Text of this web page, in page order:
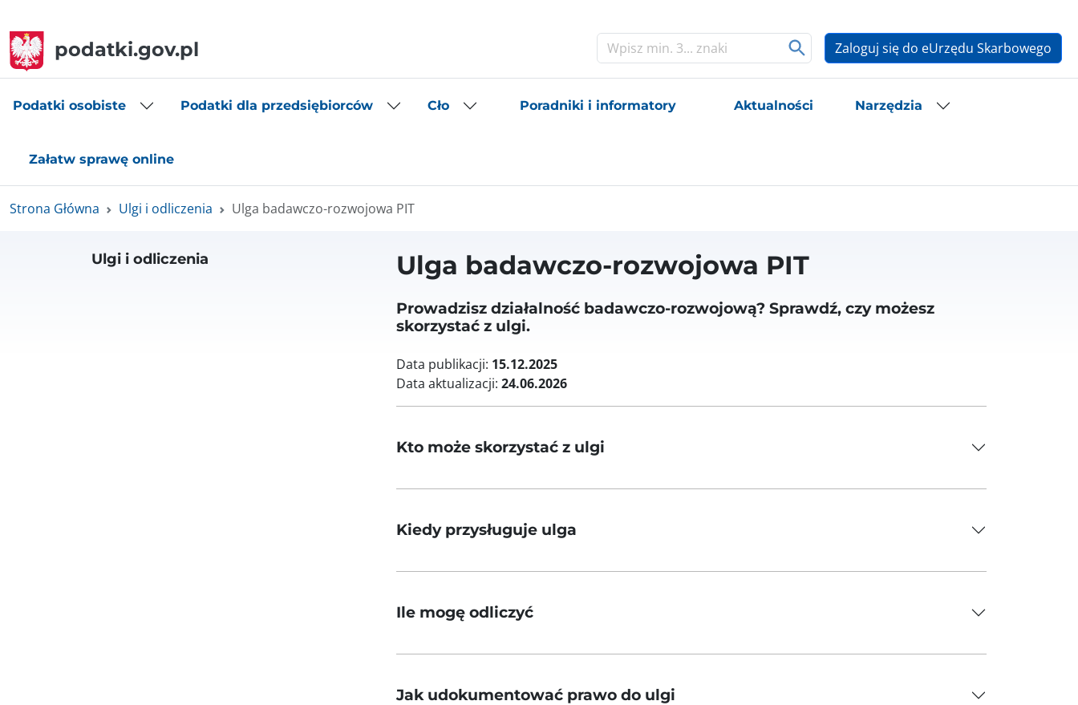
podatki.gov.pl Zaloguj się do eUrzędu Skarbowego
Podatki osobiste Podatki dla przedsiębiorców Cło Poradniki i informatory Aktualności Narzędzia
Załatw sprawę online
Strona Główna Ulgi i odliczenia Ulga badawczo-rozwojowa PIT
Ulgi i odliczenia Ulga badawczo-rozwojowa PIT
Prowadzisz działalność badawczo-rozwojową? Sprawdź, czy możesz
skorzystać z ulgi.
Data publikacji: 15.12.2025
Data aktualizacji: 24.06.2026
Kto może skorzystać z ulgi
Kiedy przysługuje ulga
Ile mogę odliczyć
Jak udokumentować prawo do ulgi